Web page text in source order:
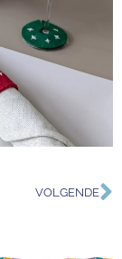
VOLGENDE